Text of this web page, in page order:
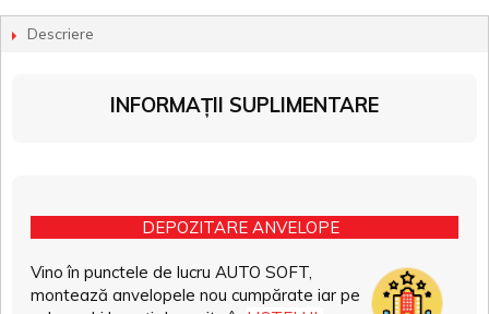
Descriere
INFORMAȚII SUPLIMENTARE
DEPOZITARE ANVELOPE
Vino în punctele de lucru AUTO SOFT,
montează anvelopele nou cumpărate iar pe